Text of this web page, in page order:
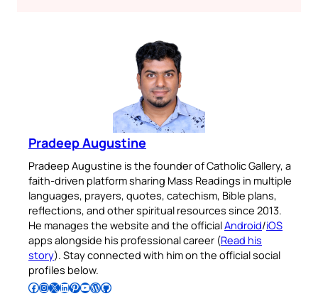
Pradeep Augustine
Pradeep Augustine is the founder of Catholic Gallery, a
faith-driven platform sharing Mass Readings in multiple
languages, prayers, quotes, catechism, Bible plans,
reflections, and other spiritual resources since 2013.
He manages the website and the officialAndroid/iOS
apps alongside his professional career (Read his
story). Stay connected with him on the official social
profiles below.
Follow Pradeep on Facebook Follow Pradeep on InstagramFollow Pradeep on X Follow Pradeep on LinkedIn Follow Pradeep on Pinterest Subscribe to Pradeep’s Youtube Channel Follow Pradeep on WordPress Follow Pradeep on GitHub